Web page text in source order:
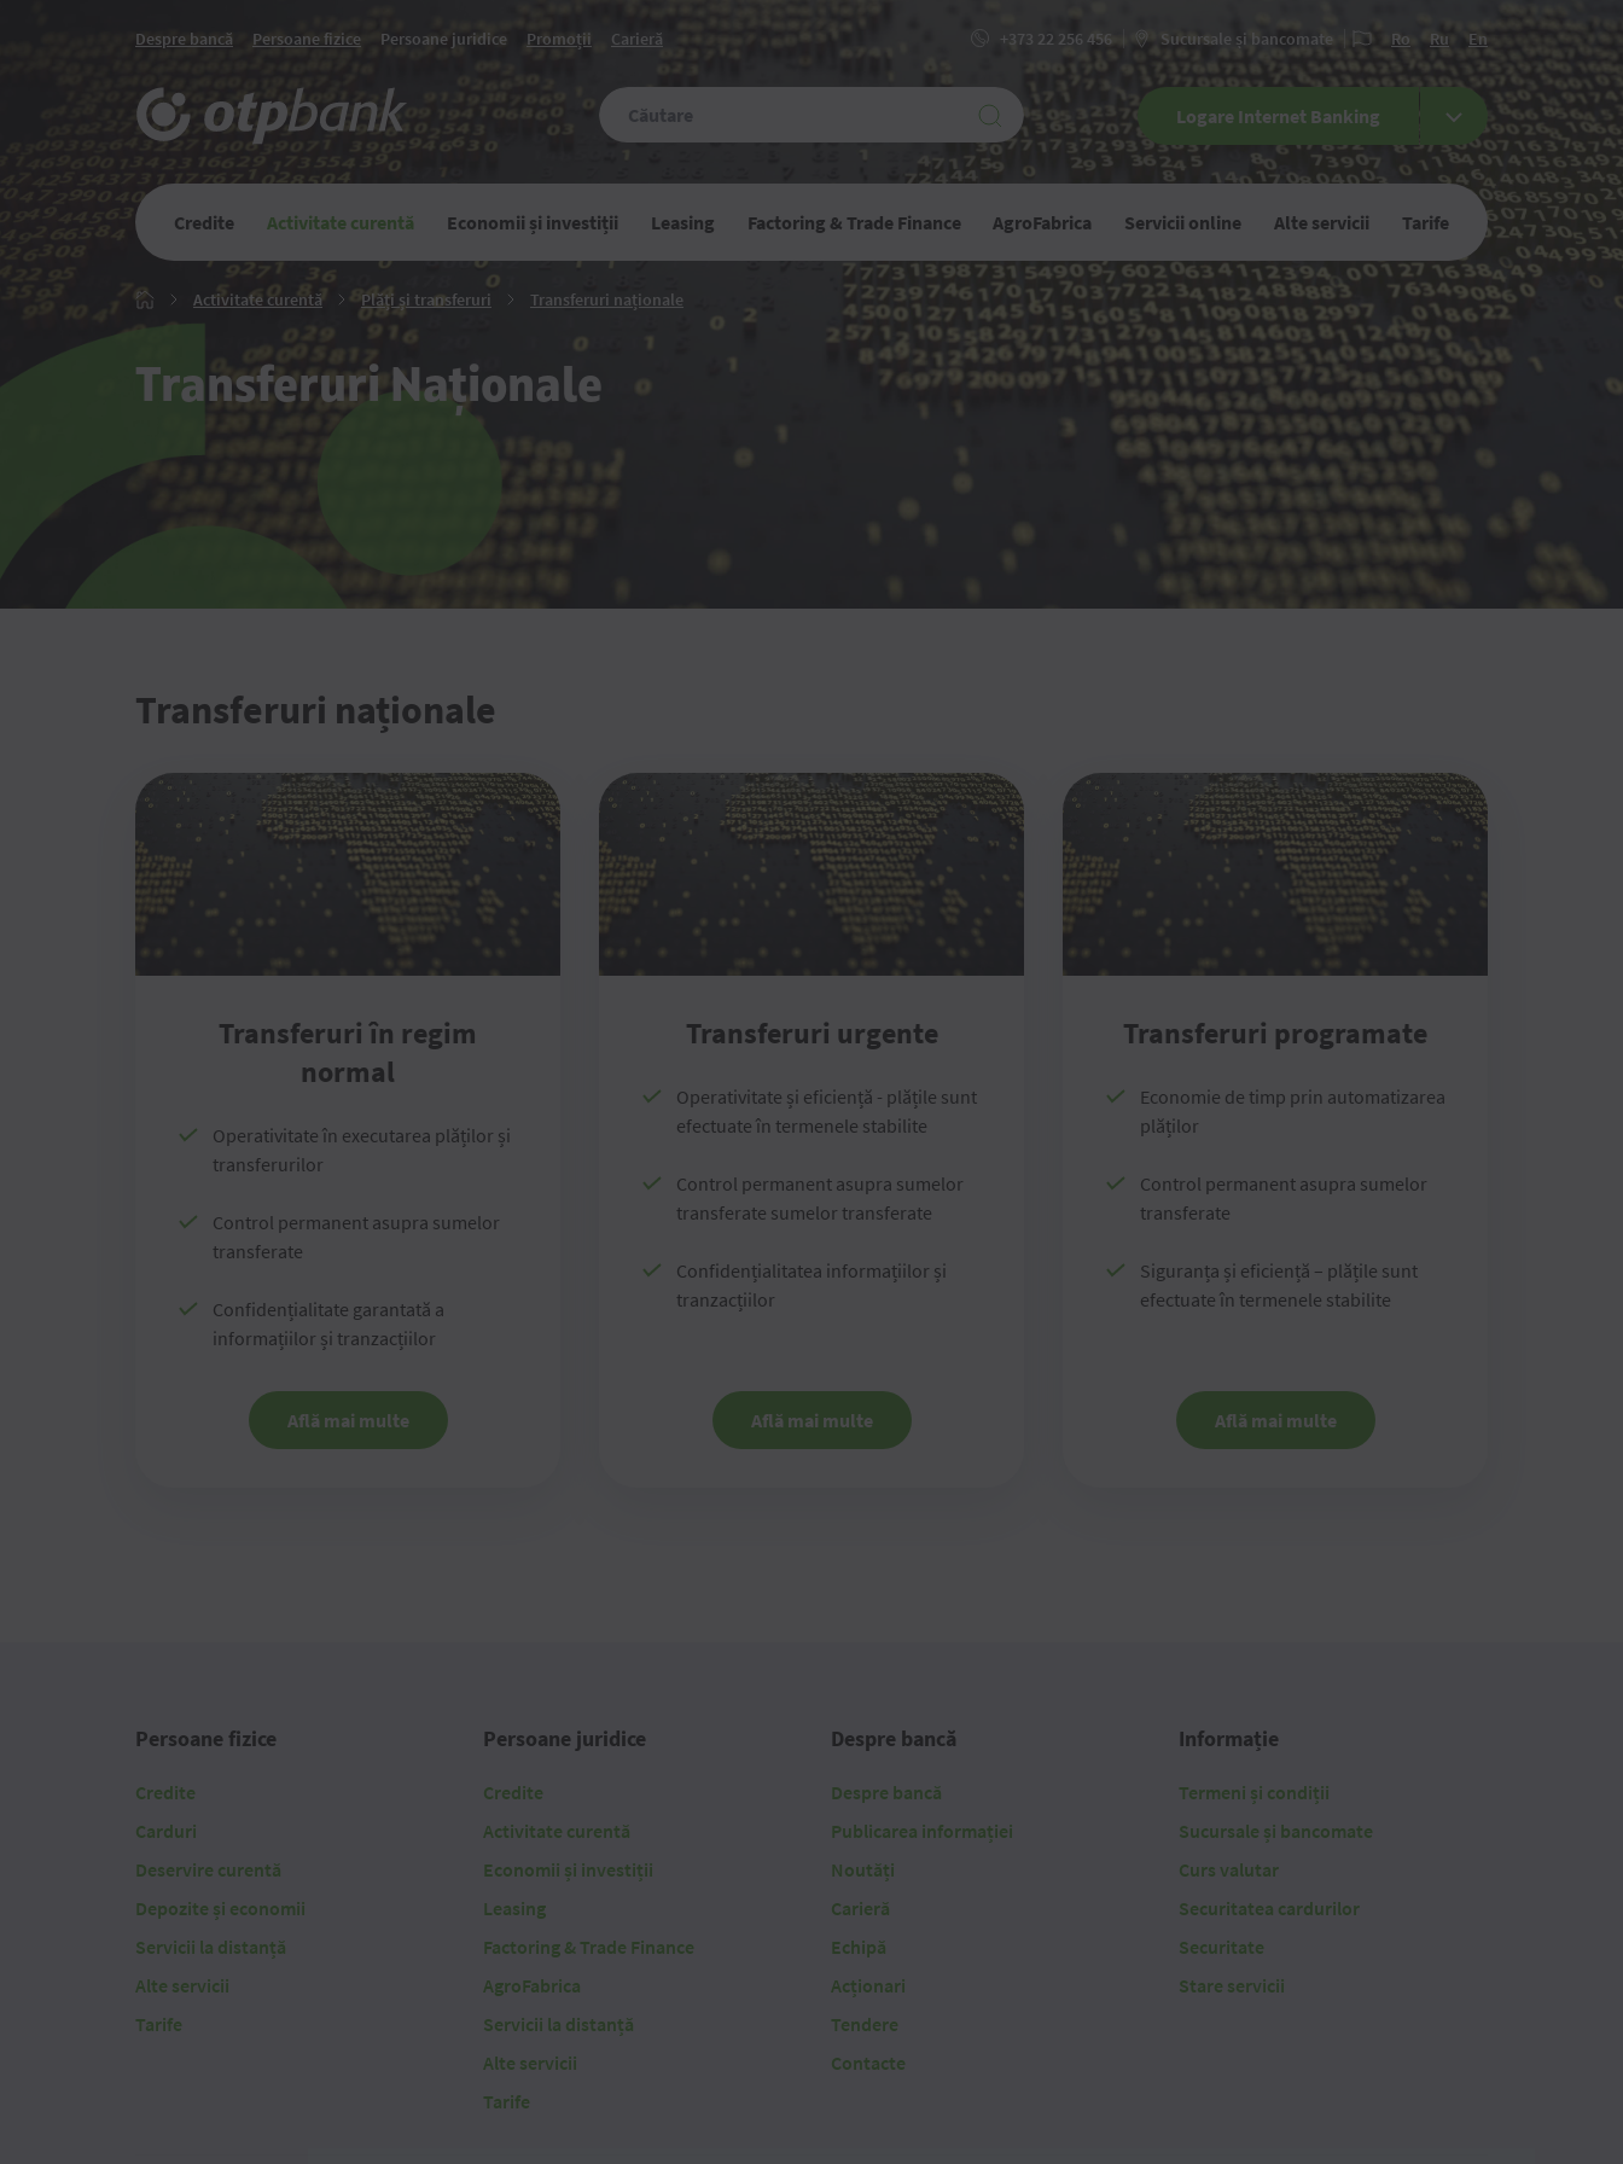
Despre bancă Persoane fizice Persoane juridice Promoții Carieră +373 22 256 456 Sucursale și bancomate Ro Ru En
Logare Internet Banking
Credite Activitate curentă Economii și investiții Leasing Factoring & Trade Finance AgroFabrica Servicii online Alte servicii Tarife
Activitate curentă Activitate
curentă
Plăți și transferuri Plăți
Transferuri naționale
naționale
Transferuri Naționale
Transferuri naționale
Transferuri în regim
normal
Operativitate în executarea plăților și
transferurilor
Control permanent asupra sumelor
transferate
Confidențialitate garantată a
informațiilor și tranzacțiilor
Află mai multe
Transferuri urgente
Operativitate și eficiență - plățile sunt
efectuate în termenele stabilite
Control permanent asupra sumelor
transferate sumelor transferate
Confidențialitatea informațiilor și
tranzacțiilor
Află mai multe
Transferuri programate
Economie de timp prin automatizarea
plăților
Control permanent asupra sumelor
transferate
Siguranța și eficiență – plățile sunt
efectuate în termenele stabilite
Află mai multe
Persoane fizice
Credite
Carduri
Deservire curentă
Depozite și economii
Servicii la distanță
Alte servicii
Tarife
Persoane juridice
Credite
Activitate curentă
Economii și investiții
Leasing
Factoring & Trade Finance
AgroFabrica
Servicii la distanță
Alte servicii
Tarife
Despre bancă
Despre bancă
Publicarea informației
Noutăți
Carieră
Echipă
Acționari
Tendere
Contacte
Informație
Termeni și condiții
Sucursale și bancomate
Curs valutar
Securitatea cardurilor
Securitate
Stare servicii